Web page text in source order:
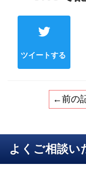
←前の
よくご相談い